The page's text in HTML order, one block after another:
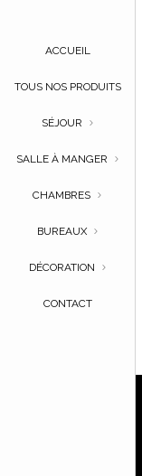
ACCUEIL
TOUS NOS PRODUITS
SÉJOUR
SALLE À MANGER
CHAMBRES
BUREAUX
DÉCORATION
CONTACT